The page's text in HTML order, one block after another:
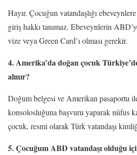
Hayır. Çocuğun vatandaşlığı
giriş hakkı tanımaz. Ebeveynlerin
vize veya Green Card’ı olması gerekir.
4. Amerika’da doğan çocuk
alınır?
Doğum belgesi ve Amerikan pasaportu
konsolosluğuna başvuru yaparak nüfus
çocuk, resmi olarak Türk vatandaşı
5. Çocuğum ABD vatandaşı olduğu